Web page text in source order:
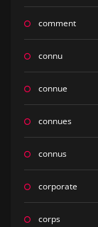
comment
connu
connue
connues
connus
corporate
corps